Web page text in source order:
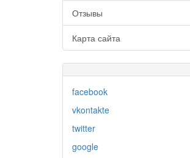
Отзывы
Карта сайта
facebook
vkontakte
twitter
google